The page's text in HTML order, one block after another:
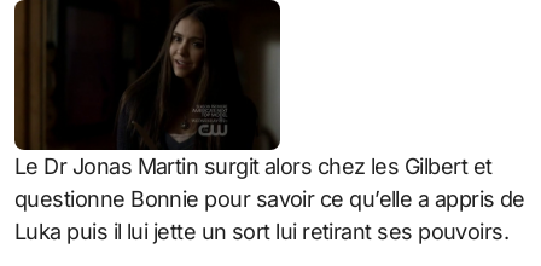
Le Dr Jonas Martin surgit alors chez les Gilbert et
questionne Bonnie pour savoir ce qu’elle a appris de
Luka puis il lui jette un sort lui retirant ses pouvoirs.